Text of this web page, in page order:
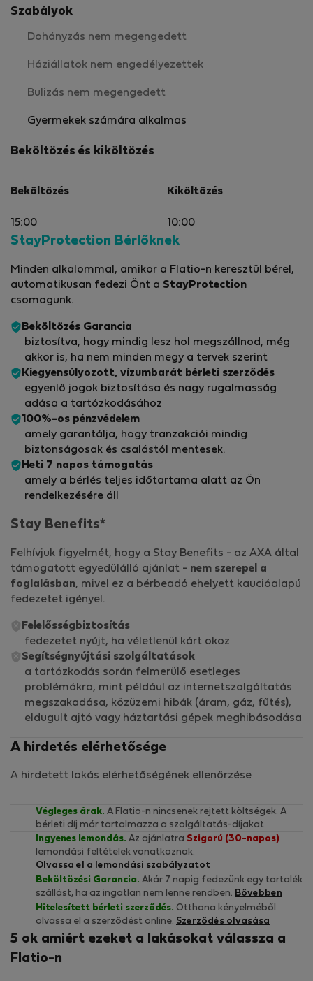
Szabályok
Dohányzás nem megengedett
Háziállatok nem engedélyezettek
Bulizás nem megengedett
Gyermekek számára alkalmas
Beköltözés és kiköltözés
Beköltözés
15:00
Kiköltözés
10:00
StayProtection Bérlőknek
Minden alkalommal, amikor a Flatio-n keresztül bérel,
automatikusan fedezi Önt a StayProtection
csomagunk.
Beköltözés Garancia
biztosítva, hogy mindig lesz hol megszállnod, még
akkor is, ha nem minden megy a tervek szerint
Kiegyensúlyozott, vízumbarát bérleti szerződés
egyenlő jogok biztosítása és nagy rugalmasság
adása a tartózkodásához
100%-os pénzvédelem
amely garantálja, hogy tranzakciói mindig
biztonságosak és csalástól mentesek.
Heti 7 napos támogatás
amely a bérlés teljes időtartama alatt az Ön
rendelkezésére áll
Stay Benefits*
Felhívjuk figyelmét, hogy a Stay Benefits - az AXA által
támogatott egyedülálló ajánlat - nem szerepel a
foglalásban, mivel ez a bérbeadó ehelyett kaucióalapú
fedezetet igényel.
Felelősségbiztosítás
fedezetet nyújt, ha véletlenül kárt okoz
Segítségnyújtási szolgáltatások
a tartózkodás során felmerülő esetleges
problémákra, mint például az internetszolgáltatás
megszakadása, közüzemi hibák (áram, gáz, fűtés),
eldugult ajtó vagy háztartási gépek meghibásodása
A hirdetés elérhetősége
A hirdetett lakás elérhetőségének ellenőrzése
Végleges árak. A Flatio-n nincsenek rejtett költségek. A
bérleti díj már tartalmazza a szolgáltatás-díjakat.
Ingyenes lemondás. Az ajánlatra Szigorú (30-napos)
lemondási feltételek vonatkoznak.
Olvassa el a lemondási szabályzatot
Beköltözési Garancia. Akár 7 napig fedezünk egy tartalék
szállást, ha az ingatlan nem lenne rendben. Bővebben
Hitelesített bérleti szerződés. Otthona kényelméből
olvassa el a szerződést online. Szerződés olvasása
5 ok amiért ezeket a lakásokat válassza a
Flatio-n